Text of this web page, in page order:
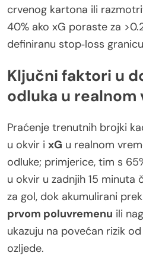
crvenog kartona ili
40% ako xG poraste za
definiranu stop‑loss
Ključni faktori u
odluka u realnom
Praćenje trenutnih brojki
u okvir i xG u realnom
odluke; primjerice, tim s
u okvir u zadnjih 15 minuta
za gol, dok akumulirani
prvom poluvremenu ili
ukazuju na povećan rizik
ozljede.